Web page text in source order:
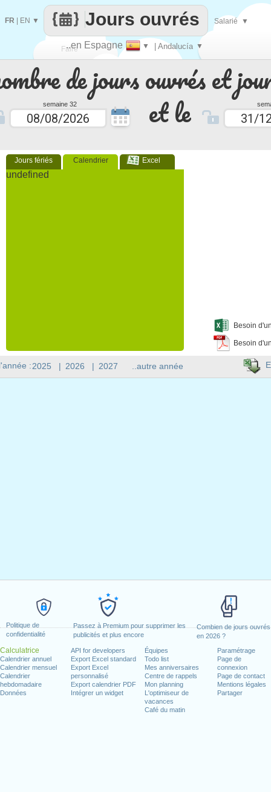
Politique de
confidentialité
Passez à Premium pour supprimer les
publicités et plus encore
Combien de jours ouvrés
en 2026 ?
Calculatrice
Calendrier annuel
Calendrier mensuel
Calendrier
hebdomadaire
Données
API for developers
Export Excel standard
Export Excel
personnalisé
Export calendrier PDF
Intégrer un widget
Équipes
Todo list
Mes anniversaires
Centre de rappels
Mon planning
L'optimiseur de
vacances
Café du matin
Paramétrage
Page de
connexion
Page de contact
Mentions légales
Partager
de jours ouvrés et
semaine 32 et le
Jours fériés Calendrier Excel
undefined
Besoin
Besoin
Faire
que
..en Espagne ▼ | Andalucía ▼
Jours ouvrés
FR EN ▼ Salarié ▼
:2025 | 2026 | 2027 ..autre année